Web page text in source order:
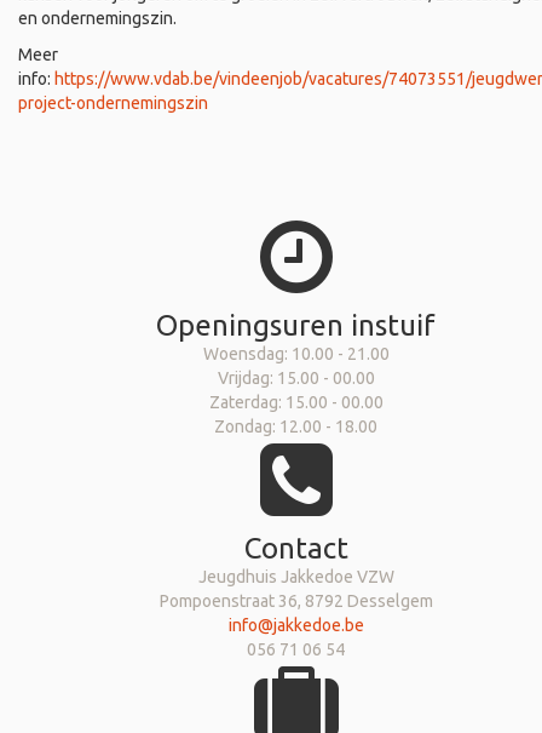
en ondernemingszin.
Meer
info: https://www.vdab.be/vindeenjob/vacatures/74073551/
project-ondernemingszin
Openingsuren instuif
Woensdag: 10.00 - 21.00
Vrijdag: 15.00 - 00.00
Zaterdag: 15.00 - 00.00
Zondag: 12.00 - 18.00
Contact
Jeugdhuis Jakkedoe VZW
Pompoenstraat 36, 8792 Desselgem
info@jakkedoe.be
056 71 06 54